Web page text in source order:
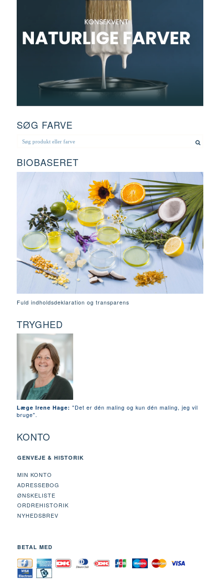
SØG FARVE
BIOBASERET
Fuld indholdsdeklaration og transparens
TRYGHED
Læge Irene Hage: "Det er dén maling og kun dén maling, jeg vil
bruge".
KONTO
GENVEJE & HISTORIK
MIN KONTO
ADRESSEBOG
ØNSKELISTE
ORDREHISTORIK
NYHEDSBREV
BETAL MED